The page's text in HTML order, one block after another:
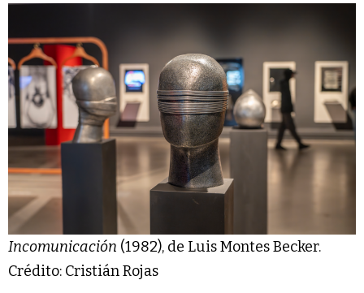
Incomunicación (1982), de Luis Montes Becker.
Crédito: Cristián Rojas